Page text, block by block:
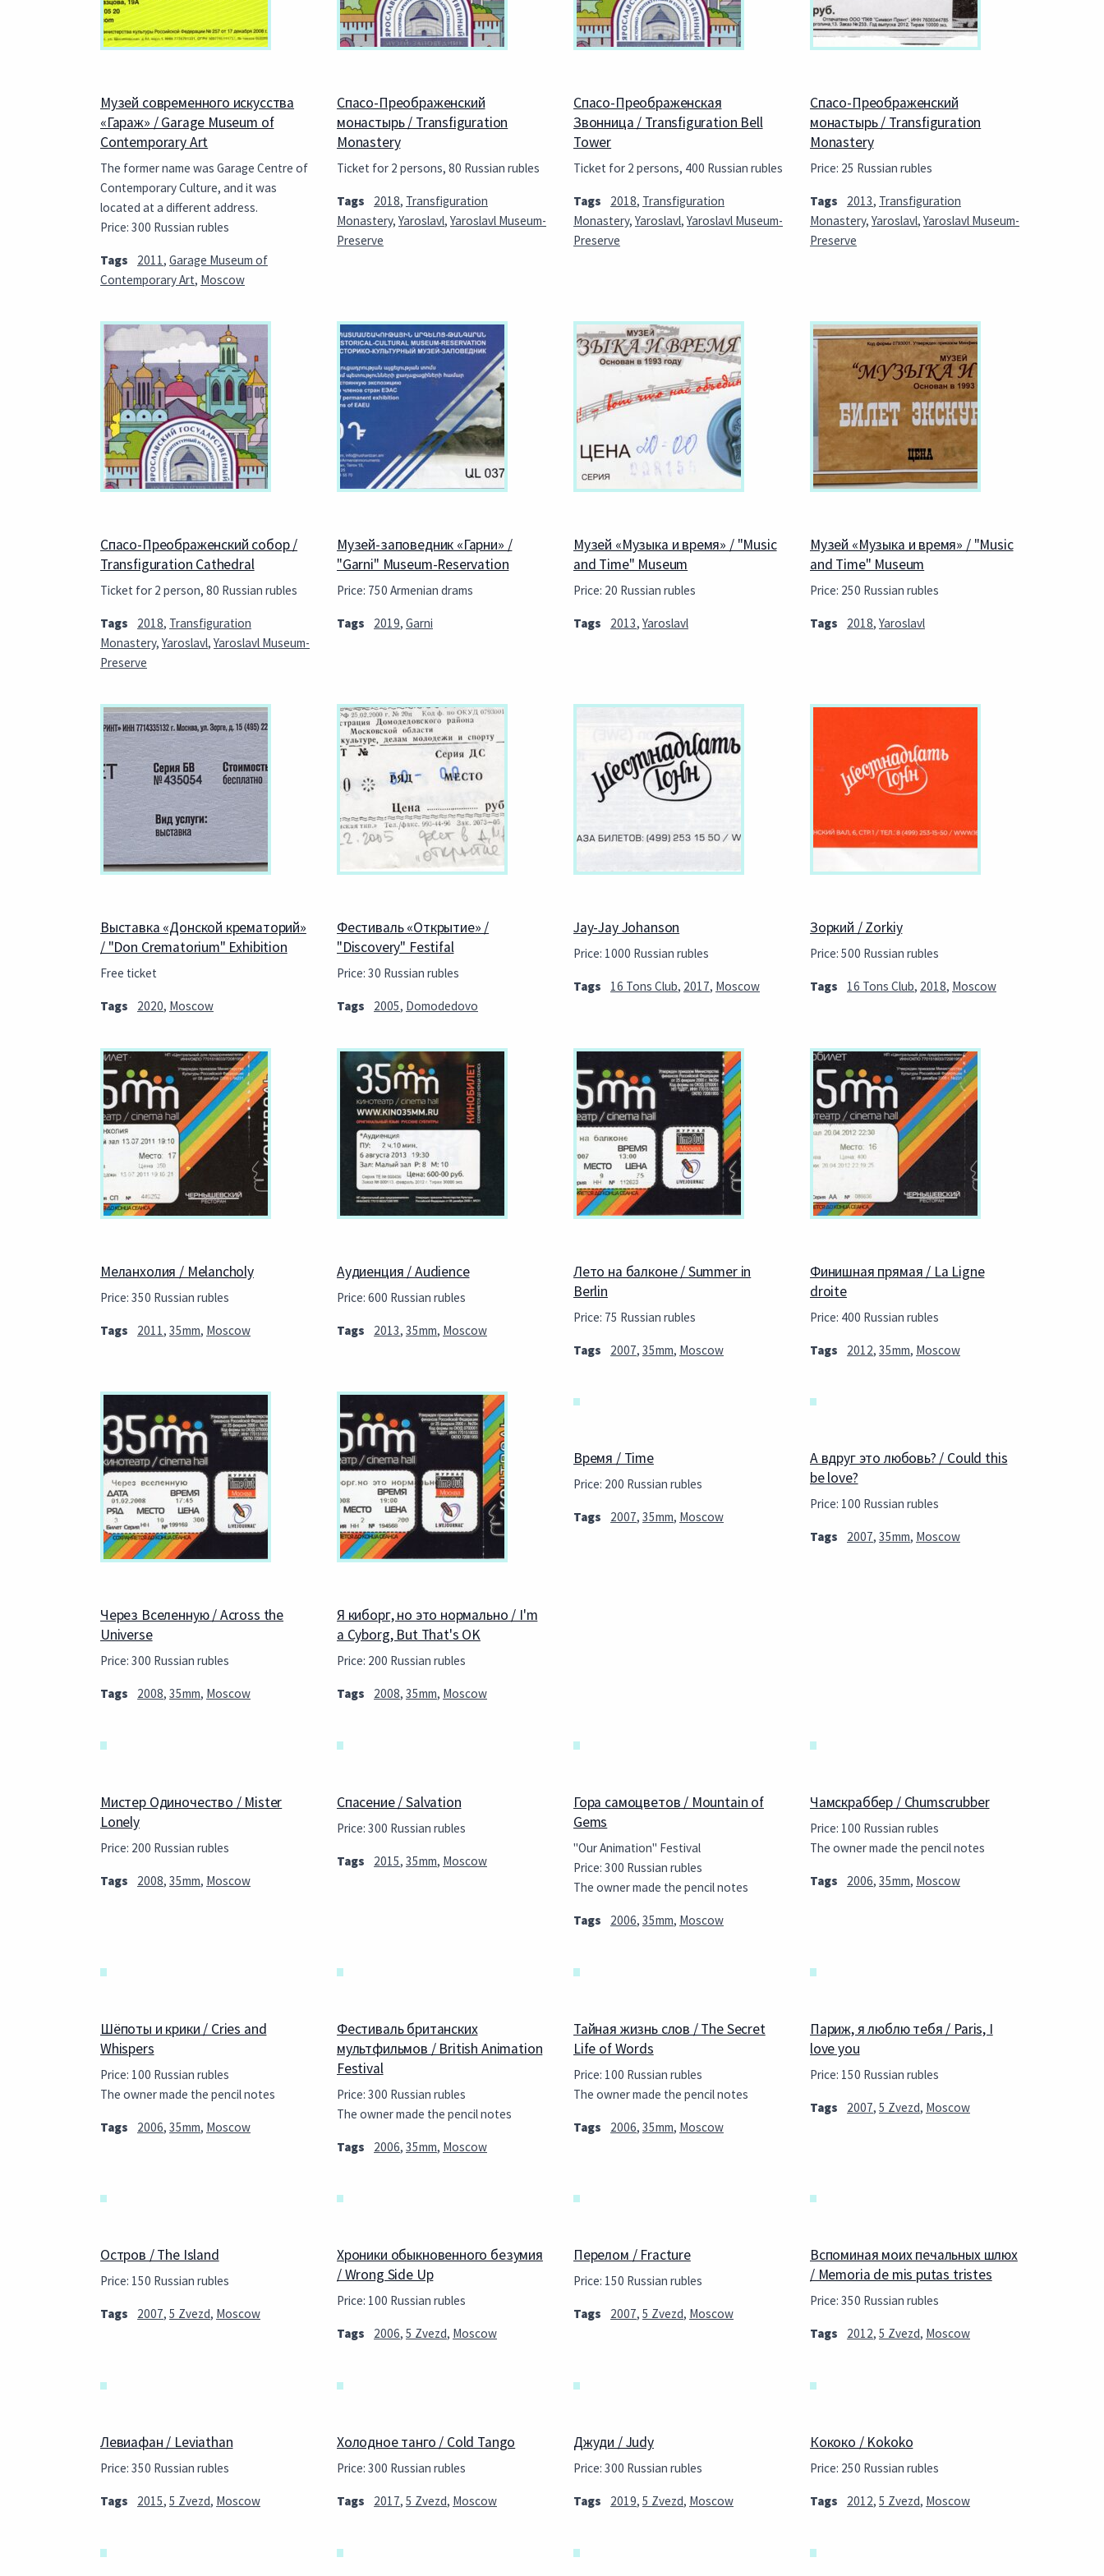
Музей современного искусства
«Гараж» / Garage Museum of
Contemporary Art
The former name was Garage Centre of
Contemporary Culture, and it was
located at a different address.
Price: 300 Russian rubles
Tags 2011 , Garage Museum of
Contemporary Art, Moscow
Спасо-Преображенский
монастырь / Transfiguration
Monastery
Ticket for 2 persons, 80 Russian rubles
Tags 2018, Transfiguration
Monastery, Yaroslavl, Yaroslavl Museum-
Preserve
Спасо-Преображенская
Звонница / Transfiguration Bell
Tower
Ticket for 2 persons, 400 Russian rubles
Tags 2018, Transfiguration
Monastery, Yaroslavl, Yaroslavl Museum-
Preserve
Спасо-Преображенский
монастырь / Transfiguration
Monastery
Price: 25 Russian rubles
Tags 2013, Transfiguration
Monastery, Yaroslavl, Yaroslavl Museum-
Preserve
Спасо-Преображенский собор /
Transfiguration Cathedral
Ticket for 2 person, 80 Russian rubles
Tags 2018, Transfiguration
Monastery, Yaroslavl, Yaroslavl Museum-
Preserve
Музей-заповедник «Гарни» /
"Garni" Museum-Reservation
Price: 750 Armenian drams
Tags 2019, Garni
Музей «Музыка и время» / "Music
and Time" Museum
Price: 20 Russian rubles
Tags 2013, Yaroslavl
Музей «Музыка и время» / "Music
and Time" Museum
Price: 250 Russian rubles
Tags 2018, Yaroslavl
Выставка «Донской крематорий»
/ "Don Crematorium" Exhibition
Free ticket
Tags 2020, Moscow
Фестиваль «Открытие» /
"Discovery" Festifal
Price: 30 Russian rubles
Tags 2005, Domodedovo
Jay-Jay Johanson
Price: 1000 Russian rubles
Tags 16 Tons Club, 2017, Moscow
Зоркий / Zorkiy
Price: 500 Russian rubles
Tags 16 Tons Club, 2018, Moscow
Меланхолия / Melancholy
Price: 350 Russian rubles
Tags 2011 , 35mm, Moscow
Аудиенция / Audience
Price: 600 Russian rubles
Tags 2013, 35mm, Moscow
Лето на балконе / Summer in
Berlin
Price: 75 Russian rubles
Tags 2007, 35mm, Moscow
Финишная прямая / La Ligne
droite
Price: 400 Russian rubles
Tags 2012, 35mm, Moscow
Через Вселенную / Across the
Universe
Price: 300 Russian rubles
Tags 2008, 35mm, Moscow
Я киборг, но это нормально / I'm
a Cyborg, But That's OK
Price: 200 Russian rubles
Tags 2008, 35mm, Moscow
Время / Time
Price: 200 Russian rubles
Tags 2007, 35mm, Moscow
А вдруг это любовь? / Could this
be love?
Price: 100 Russian rubles
Tags 2007, 35mm, Moscow
Мистер Одиночество / Mister
Lonely
Price: 200 Russian rubles
Tags 2008, 35mm, Moscow
Спасение / Salvation
Price: 300 Russian rubles
Tags 2015, 35mm, Moscow
Гора самоцветов / Mountain of
Gems
"Our Animation" Festival
Price: 300 Russian rubles
The owner made the pencil notes
Tags 2006, 35mm, Moscow
Чамскраббер / Chumscrubber
Price: 100 Russian rubles
The owner made the pencil notes
Tags 2006, 35mm, Moscow
Шёпоты и крики / Cries and
Whispers
Price: 100 Russian rubles
The owner made the pencil notes
Tags 2006, 35mm, Moscow
Фестиваль британских
мультфильмов / British Animation
Festival
Price: 300 Russian rubles
The owner made the pencil notes
Tags 2006, 35mm, Moscow
Тайная жизнь слов / The Secret
Life of Words
Price: 100 Russian rubles
The owner made the pencil notes
Tags 2006, 35mm, Moscow
Париж, я люблю тебя / Paris, I
love you
Price: 150 Russian rubles
Tags 2007, 5 Zvezd, Moscow
Остров / The Island
Price: 150 Russian rubles
Tags 2007, 5 Zvezd, Moscow
Хроники обыкновенного безумия
/ Wrong Side Up
Price: 100 Russian rubles
Tags 2006, 5 Zvezd, Moscow
Перелом / Fracture
Price: 150 Russian rubles
Tags 2007, 5 Zvezd, Moscow
Вспоминая моих печальных шлюх
/ Memoria de mis putas tristes
Price: 350 Russian rubles
Tags 2012, 5 Zvezd, Moscow
Левиафан / Leviathan
Price: 350 Russian rubles
Tags 2015, 5 Zvezd, Moscow
Холодное танго / Cold Tango
Price: 300 Russian rubles
Tags 2017, 5 Zvezd, Moscow
Джуди / Judy
Price: 300 Russian rubles
Tags 2019, 5 Zvezd, Moscow
Кококо / Kokoko
Price: 250 Russian rubles
Tags 2012, 5 Zvezd, Moscow